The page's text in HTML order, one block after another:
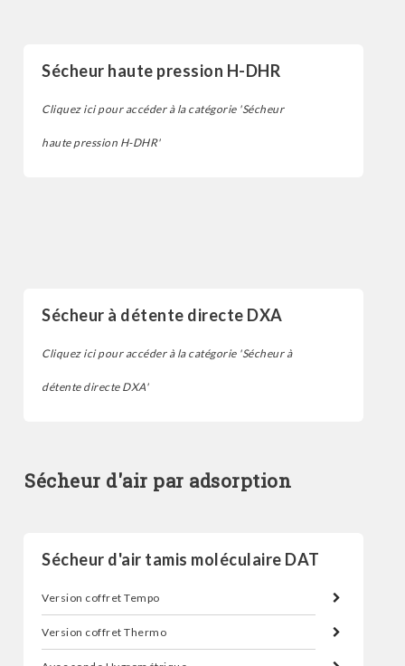
Sécheur haute pression H-DHR
Cliquez ici pour accéder à la catégorie 'Sécheur
haute pression H-DHR'
Sécheur à détente directe DXA
Cliquez ici pour accéder à la catégorie 'Sécheur à
détente directe DXA'
Sécheur d'air par adsorption
Sécheur d'air tamis moléculaire DAT
Version coffret Tempo
Version coffret Thermo